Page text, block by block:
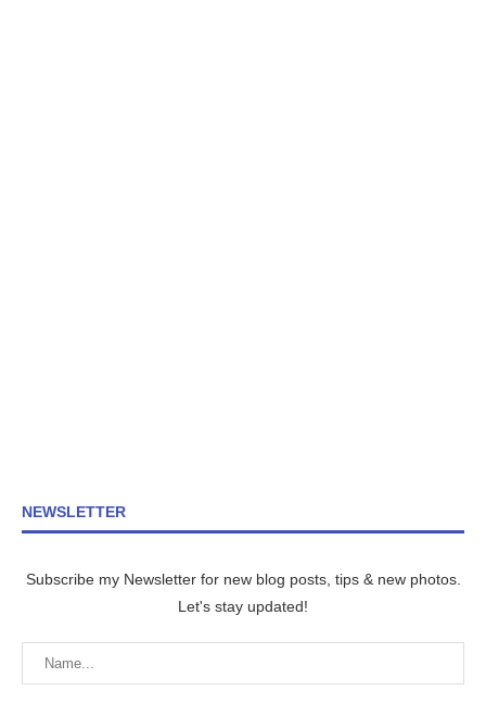
NEWSLETTER
Subscribe my Newsletter for new blog posts, tips & new photos.
Let's stay updated!